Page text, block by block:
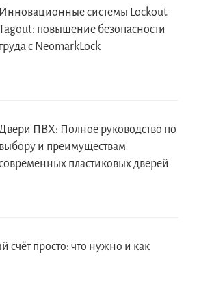
Инновационные системы Lockout
повышение безопасности
с NeomarkLock
ПВХ: Полное руководство по
выбору и преимуществам
пластиковых дверей
счёт просто: что нужно и как